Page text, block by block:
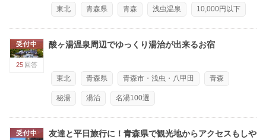
東北 青森県 青森 浅虫温泉 10,000円以下
受付中
25 回答
酸ヶ湯温泉周辺でゆっくり湯治が出来るお宿
東北 青森県 青森市・浅虫・八甲田 青森
秘湯 湯治 名湯100選
受付中
友達と平日旅行に！青森県で観光地からアクセスもしや